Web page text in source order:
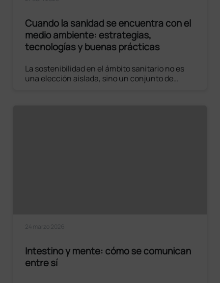
Cuando la sanidad se encuentra con el
medio ambiente: estrategias,
tecnologías y buenas prácticas
La sostenibilidad en el ámbito sanitario no es
una elección aislada, sino un conjunto de
24 marzo 2026
Intestino y mente: cómo se comunican
entre sí